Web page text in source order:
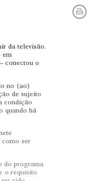
da televisão.
em
conectou o
no (ao)
de sujeito
condição
quando há
como ser
do programa
o requisito